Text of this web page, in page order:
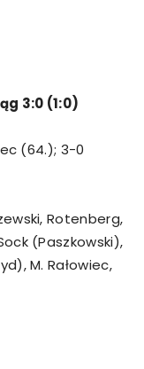
3:0 (1:0)
(64.); 3-0
Rotenberg,
(Paszkowski),
M. Rałowiec,